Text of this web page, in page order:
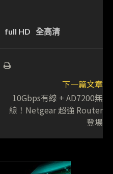
full HD 全高清
下一篇文章
10Gbps有線 + AD7200無
線！Netgear 超強 Router
登場